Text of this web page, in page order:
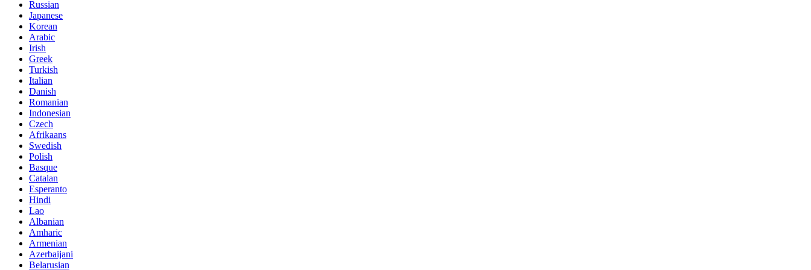
Russian
Japanese
Korean
Arabic
Irish
Greek
Turkish
Italian
Danish
Romanian
Indonesian
Czech
Afrikaans
Swedish
Polish
Basque
Catalan
Esperanto
Hindi
Lao
Albanian
Amharic
Armenian
Azerbaijani
Belarusian